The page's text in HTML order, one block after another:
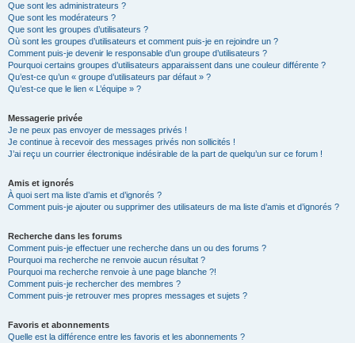
Que sont les administrateurs ?
Que sont les modérateurs ?
Que sont les groupes d’utilisateurs ?
Où sont les groupes d’utilisateurs et comment puis-je en rejoindre un ?
Comment puis-je devenir le responsable d’un groupe d’utilisateurs ?
Pourquoi certains groupes d’utilisateurs apparaissent dans une couleur différente ?
Qu’est-ce qu’un « groupe d’utilisateurs par défaut » ?
Qu’est-ce que le lien « L’équipe » ?
Messagerie privée
Je ne peux pas envoyer de messages privés !
Je continue à recevoir des messages privés non sollicités !
J’ai reçu un courrier électronique indésirable de la part de quelqu’un sur ce forum !
Amis et ignorés
À quoi sert ma liste d’amis et d’ignorés ?
Comment puis-je ajouter ou supprimer des utilisateurs de ma liste d’amis et d’ignorés ?
Recherche dans les forums
Comment puis-je effectuer une recherche dans un ou des forums ?
Pourquoi ma recherche ne renvoie aucun résultat ?
Pourquoi ma recherche renvoie à une page blanche ?!
Comment puis-je rechercher des membres ?
Comment puis-je retrouver mes propres messages et sujets ?
Favoris et abonnements
Quelle est la différence entre les favoris et les abonnements ?